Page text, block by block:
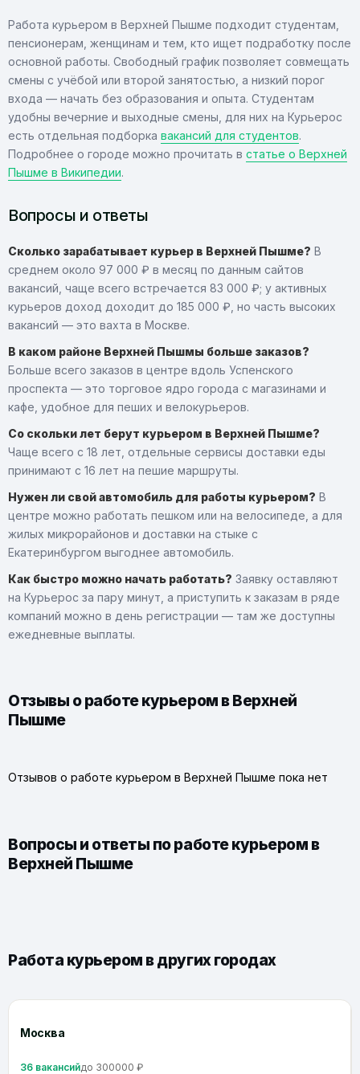
Работа курьером в Верхней Пышме подходит студентам,
пенсионерам, женщинам и тем, кто ищет подработку после
основной работы. Свободный график позволяет совмещать
смены с учёбой или второй занятостью, а низкий порог
входа — начать без образования и опыта. Студентам
удобны вечерние и выходные смены, для них на Курьерос
есть отдельная подборка вакансий для студентов.
Подробнее о городе можно прочитать в статье о Верхней
Пышме в Википедии.
Вопросы и ответы
Сколько зарабатывает курьер в Верхней Пышме? В
среднем около 97 000 ₽ в месяц по данным сайтов
вакансий, чаще всего встречается 83 000 ₽; у активных
курьеров доход доходит до 185 000 ₽, но часть высоких
вакансий — это вахта в Москве.
В каком районе Верхней Пышмы больше заказов?
Больше всего заказов в центре вдоль Успенского
проспекта — это торговое ядро города с магазинами и
кафе, удобное для пеших и велокурьеров.
Со скольки лет берут курьером в Верхней Пышме?
Чаще всего с 18 лет, отдельные сервисы доставки еды
принимают с 16 лет на пешие маршруты.
Нужен ли свой автомобиль для работы курьером? В
центре можно работать пешком или на велосипеде, а для
жилых микрорайонов и доставки на стыке с
Екатеринбургом выгоднее автомобиль.
Как быстро можно начать работать? Заявку оставляют
на Курьерос за пару минут, а приступить к заказам в ряде
компаний можно в день регистрации — там же доступны
ежедневные выплаты.
Отзывы о работе курьером в Верхней
Пышме
Отзывов о работе курьером в Верхней Пышме пока нет
Вопросы и ответы по работе курьером в
Верхней Пышме
Работа курьером в других городах
Москва
36 вакансийдо 300000 ₽